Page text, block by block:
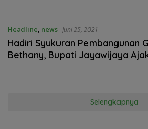
Headline, news Juni 25, 2021
Hadiri Syukuran Pembangunan
Bethany, Bupati Jayawijaya
Selengkapnya